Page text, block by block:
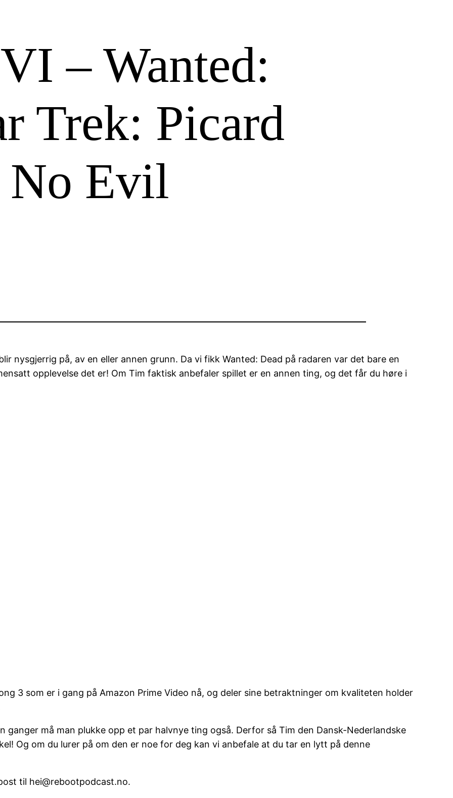
– Wanted:
Trek: Picard
No Evil
nysgjerrig på, av en eller annen grunn. Da vi fikk Wanted: Dead på radaren var det bare en
opplevelse det er! Om Tim faktisk anbefaler spillet er en annen ting, og det får du høre i
3 som er i gang på Amazon Prime Video nå, og deler sine betraktninger om kvaliteten holder
ganger må man plukke opp et par halvnye ting også. Derfor så Tim den Dansk-Nederlandske
Og om du lurer på om den er noe for deg kan vi anbefale at du tar en lytt på denne
til hei@rebootpodcast.no.